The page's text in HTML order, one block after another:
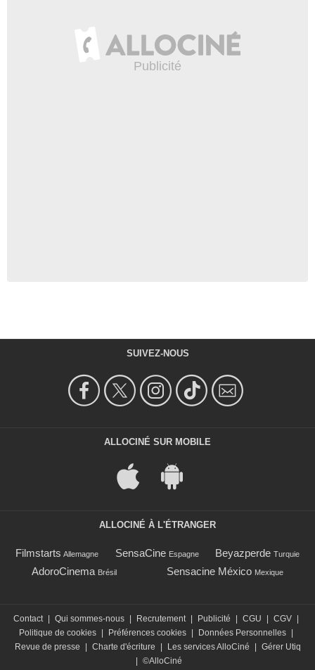
SUIVEZ-NOUS
ALLOCINÉ SUR MOBILE
ALLOCINÉ À L'ÉTRANGER
Filmstarts Allemagne SensaCine Espagne Beyazperde Turquie
AdoroCinema Brésil Sensacine México Mexique
Contact Qui sommes-nous Recrutement Publicité CGU CGV
Politique de cookies
Préférences cookies Données Personnelles
Revue de presse
Charte d'écriture Les services AlloCiné
Gérer Utiq
©AlloCiné